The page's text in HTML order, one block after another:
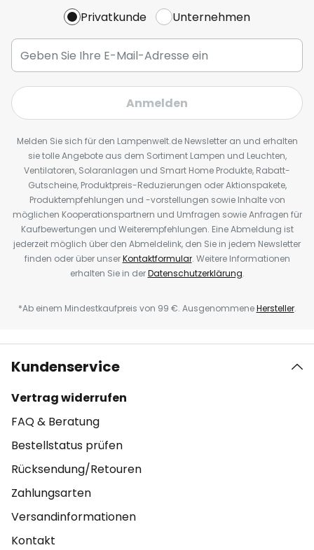
Privatkunde Unternehmen
Anmelden
Melden Sie sich für den Lampenwelt.de Newsletter an und erhalten
sie tolle Angebote aus dem Sortiment Lampen und Leuchten,
Ventilatoren, Solaranlagen und Smart Home Produkte, Rabatt-
Gutscheine, Produktpreis-Reduzierungen oder Aktionspakete,
Produktempfehlungen und -vorstellungen sowie Inhalte von
möglichen Kooperationspartnern und Umfragen sowie Anfragen für
Kaufbewertungen und Weiterempfehlungen. Eine Abmeldung ist
jederzeit möglich über den Abmeldelink, den Sie in jedem Newsletter
finden oder über unserKontaktformular. Weitere Informationen
erhalten Sie in derDatenschutzerklärung.
*Ab einem Mindestkaufpreis von 99 €. AusgenommeneHersteller.
Kundenservice
Vertrag widerrufen
FAQ & Beratung
Bestellstatus prüfen
Rücksendung/Retouren
Zahlungsarten
Versandinformationen
Kontakt